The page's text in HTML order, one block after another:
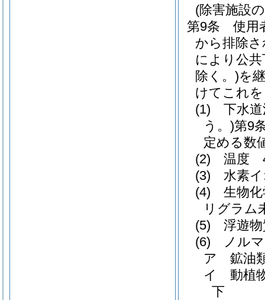
(除害施設
第9条
使用
から排除
により公
除く。)を
けてこれ
(1)
下水
う。)第9
定める数
(2)
温度
(3)
水素
(4)
生物
リグラム
(5)
浮遊
(6)
ノル
ア
鉱油
イ
動植
下